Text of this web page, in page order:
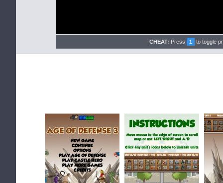
CHEAT: Press 1 to toggle